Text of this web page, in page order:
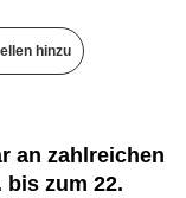
hinzu
an zahlreichen
bis zum 22.